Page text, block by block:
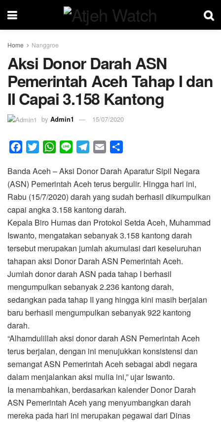
Home Nanggroe
Aksi Donor Darah ASN
Pemerintah Aceh Tahap I dan
II Capai 3.158 Kantong
by Admin1 15/07/2020
c
e
b
o
o
k
i
t
t
e
r
W
a
t
s
A
p
p
n
e
l
e
g
r
a
m
a
i
l
a
r
e
Banda Aceh – Aksi Donor Darah Aparatur Sipil Negara
(ASN) Pemerintah Aceh terus bergulir. Hingga hari ini,
Rabu (15/7/2020) darah yang sudah berhasil dikumpulkan
capai angka 3.158 kantong darah.
Kepala Biro Humas dan Protokol Setda Aceh, Muhammad
Iswanto, mengatakan sebanyak 3.158 kantong darah
tersebut merupakan jumlah akumulasi dari keseluruhan
tahapan aksi Donor Darah ASN Pemerintah Aceh.
Jumlah donor darah ASN pada tahap I berhasil
mengumpulkan sebanyak 2.236 kantong darah,
sedangkan pada tahap II yang hingga kini masih berjalan
baru berhasil mengumpulkan sebanyak 922 kantong
darah.
“Alhamdulillah aksi donor darah ASN Pemerintah Aceh
terus berjalan, dengan ini menujukkan konsistensi dan
semangat ASN Pemerintah Aceh sebagai abdi negara
dalam menjalankan aksi mulia ini,” ujar Iswanto.
Ia menambahkan, berdasarkan kalender Donor Darah
ASN Pemerintah Aceh yang menyumbangkan darah
mereka pada hari ini merupakan pegawai dari Dinas